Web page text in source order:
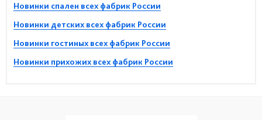
Новинки спален всех фабрик России
Новинки детских всех фабрик России
Новинки гостиных всех фабрик России
Новинки прихожих всех фабрик России